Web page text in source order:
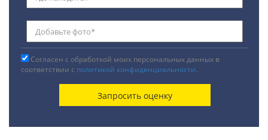
Согласен с обработкой моих персональных данных в
соответствии с политикой конфиденциальности.